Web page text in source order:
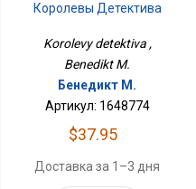
Королевы Детектива
Korolevy detektiva ,
Benedikt M.
Бенедикт М.
Артикул: 1648774
$37.95
Доставка за 1–3 дня